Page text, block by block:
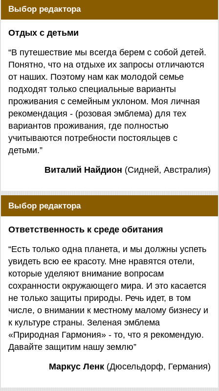
Выбор редактора
Отдых с детьми
“В путешествие мы всегда берем с собой детей.
Понятно, что на отдыхе их запросы отличаются
от наших. Поэтому нам как молодой семье
подходят только специальные варианты
проживания с семейным уклоном. Моя личная
рекомендация - (розовая эмблема) для тех
вариантов проживания, где полностью
учитываются потребности постояльцев с
детьми.”
Виталий Найдион (Сидней, Австралия)
Выбор редактора
Ответственность к среде обитания
“Есть только одна планета, и мы должны успеть
увидеть всю ее красоту. Мне нравятся отели,
которые уделяют внимание вопросам
сохранности окружающего мира. И это касается
не только защиты природы. Речь идет, в том
числе, о внимании к местному малому бизнесу и
к культуре страны. Зеленая эмблема
«Природная Гармония» - то, что я рекомендую.
Давайте защитим нашу землю”
Маркус Ленк (Дюсельдорф, Германия)